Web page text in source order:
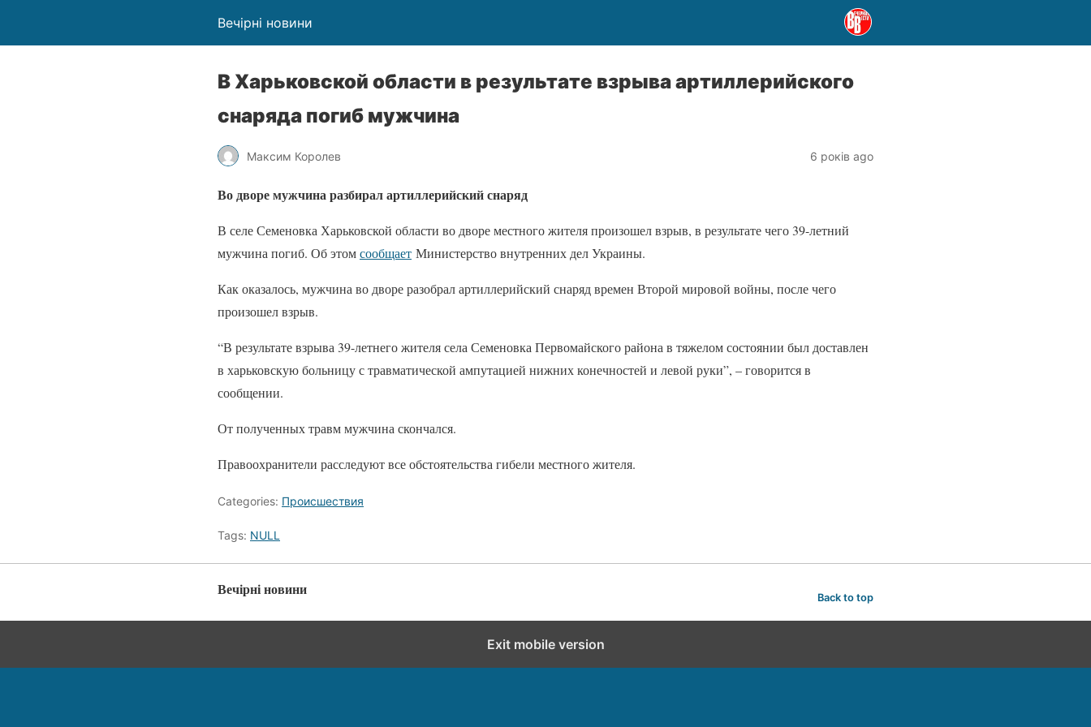
Вечірні новини
В Харьковской области в результате взрыва артиллерийского
снаряда погиб мужчина
Максим Королев 6 років ago
Во дворе мужчина разбирал артиллерийский снаряд
В селе Семеновка Харьковской области во дворе местного жителя произошел взрыв, в результате чего 39-летний
мужчина погиб. Об этомсообщает Министерство внутренних дел Украины.
Как оказалось, мужчина во дворе разобрал артиллерийский снаряд времен Второй мировой войны, после чего
произошел взрыв.
“В результате взрыва 39-летнего жителя села Семеновка Первомайского района в тяжелом состоянии был доставлен
в харьковскую больницу с травматической ампутацией нижних конечностей и левой руки”, – говорится в
сообщении.
От полученных травм мужчина скончался.
Правоохранители расследуют все обстоятельства гибели местного жителя.
Categories: Происшествия
Tags: NULL
Вечірні новини Back to top
Exit mobile version